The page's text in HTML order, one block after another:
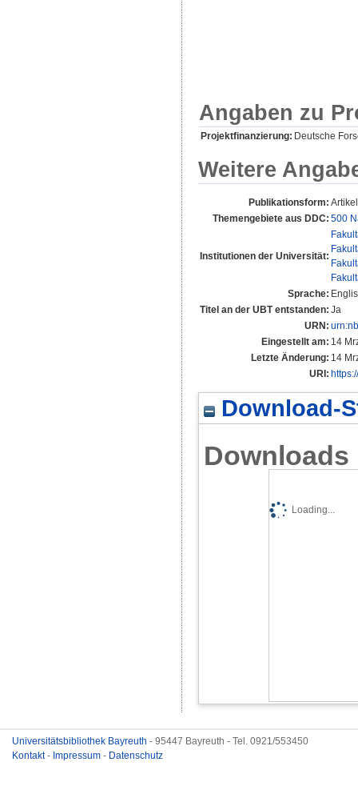
Angaben zu
Projektfinanzierung: Deutsche
Weitere
Publikationsform:
Themengebiete aus DDC: 500
Institutionen der Universität:
Sprache:
Titel an der UBT entstanden: Ja
URN:
Eingestellt am: 14
Letzte Änderung: 14
URI:
Download-
Downloads
Loading...
Universitätsbibliothek Bayreuth - 95447 Bayreuth - Tel. 0921/553450
Kontakt- Impressum - Datenschutz